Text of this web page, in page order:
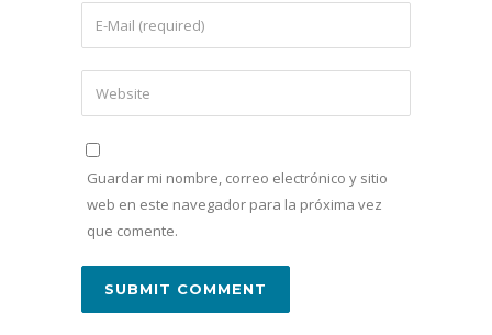
Guardar mi nombre, correo electrónico y sitio
web en este navegador para la próxima vez
que comente.